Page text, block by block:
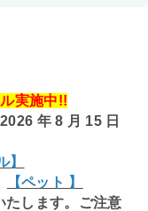
実施中!!
年 8 月 15 日
】
【ペット 】
します。ご注意